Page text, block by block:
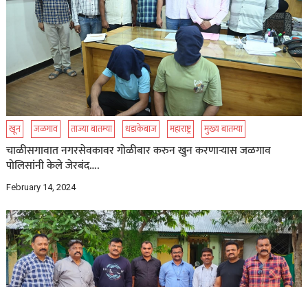
खून जळगाव ताज्या बातम्या धडाकेबाज महाराष्ट्र मुख्य बातम्या
चाळीसगावात नगरसेवकावर गोळीबार करुन खुन करणाऱ्यास जळगाव
पोलिसांनी केले जेरबंद….
February 14, 2024